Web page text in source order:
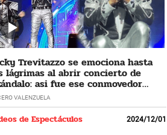
Trevitazzo se emociona hasta
lágrimas al abrir concierto de
asi fue ese conmovedor
VALENZUELA
de Espectáculos 2024/12/01